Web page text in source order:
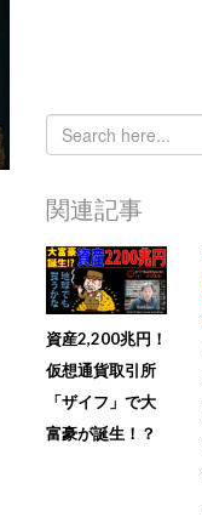
関連記事
資産2,200兆円！
仮想通貨取引所
「ザイフ」で大
富豪が誕生！？